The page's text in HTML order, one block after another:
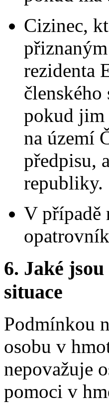
Cizinec,
rezidenta
pokud jim
na území
předpisu,
republiky.
V případě
6. Jaké
situace
Podmínkou
osobu v
nepovažuje
pomoci v